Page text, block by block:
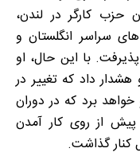
حزب کارگر در لندن،
سراسر انگلستان و
پذیرفت. با این حال، او
داد که تغییر در
خواهد برد که در دوران
از روی کار آمدن
کنار گذاشت.